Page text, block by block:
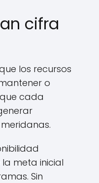
cifra
los recursos
o
cada
meta inicial
Sin